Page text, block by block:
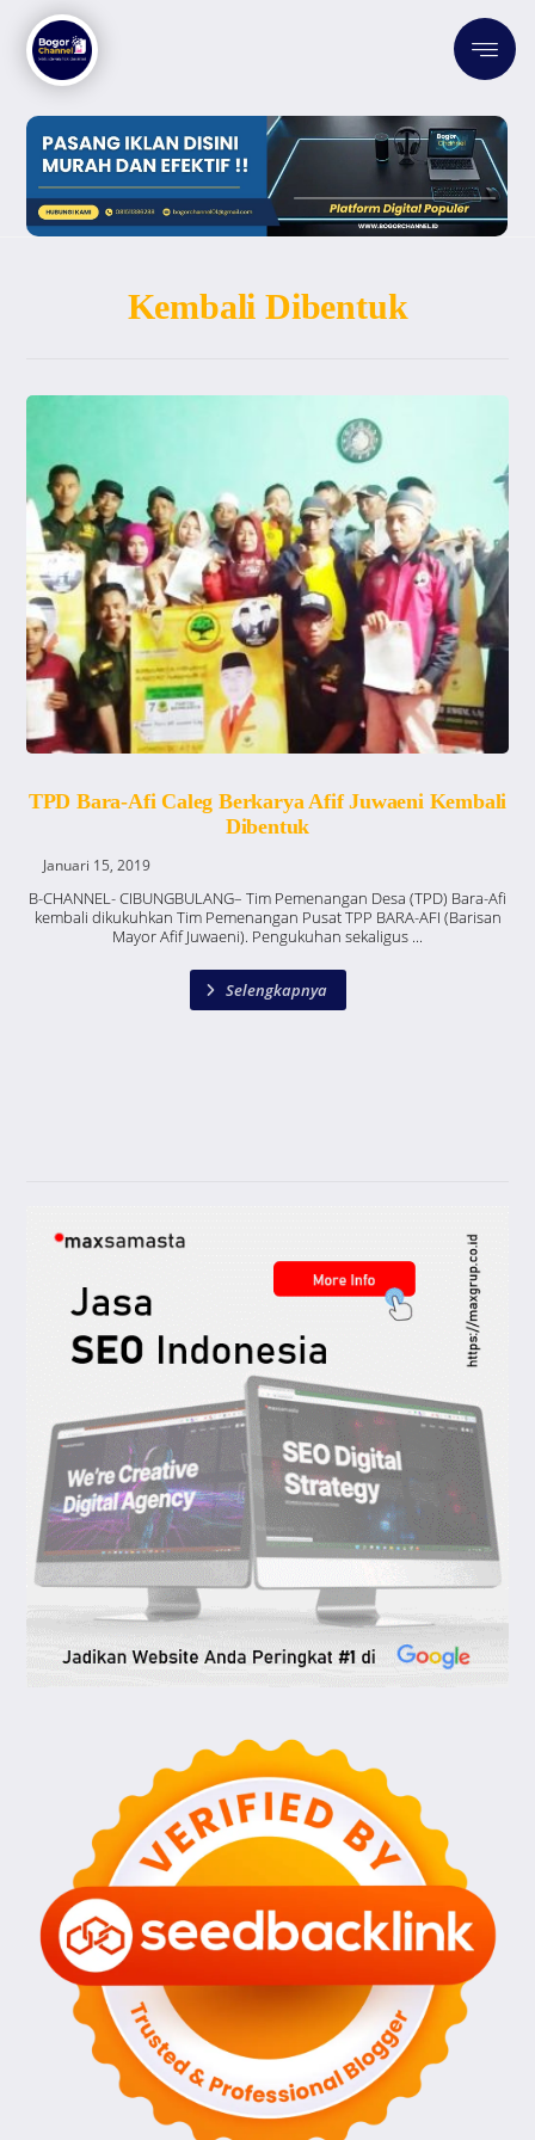
Kembali Dibentuk
TPD Bara-Afi Caleg Berkarya Afif Juwaeni Kembali
Dibentuk
Januari 15, 2019
B-CHANNEL- CIBUNGBULANG– Tim Pemenangan Desa (TPD) Bara-Afi
kembali dikukuhkan Tim Pemenangan Pusat TPP BARA-AFI (Barisan
Mayor Afif Juwaeni). Pengukuhan sekaligus ...
Selengkapnya